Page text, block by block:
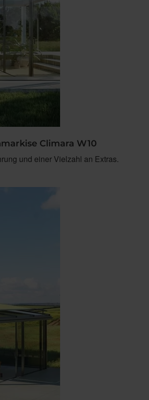
Climara W10
und einer Vielzahl an Extras.